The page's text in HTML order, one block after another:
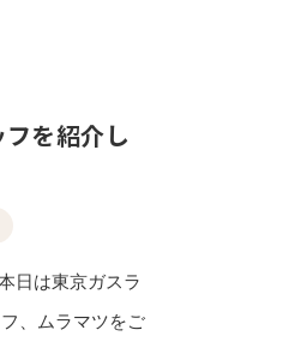
を紹介し
日は東京ガスラ
、ムラマツをご